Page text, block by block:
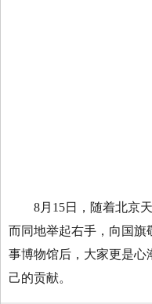
8月15日，随着北京天
而同地举起右手，向国旗
事博物馆后，大家更是心
己的贡献。